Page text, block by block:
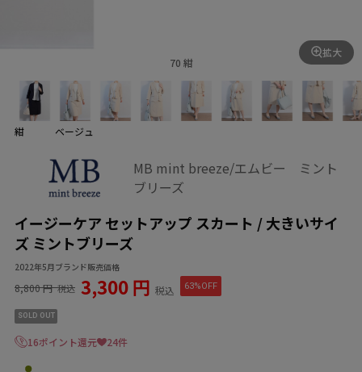
70 紺
拡大
紺 ベージュ
MB mint breeze/エムビー ミント
ブリーズ
イージーケア セットアップ スカート / 大きいサイ
ズ ミントブリーズ
2022年5月ブランド販売価格
8,800 円 税込 3,300 円 税込 63%OFF
SOLD OUT
16ポイント還元 24件